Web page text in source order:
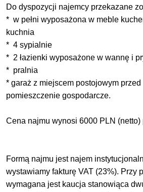
Do dyspozycji najemcy przekazane
* w pełni wyposażona w meble
kuchnia
* 4 sypialnie
* 2 łazienki wyposażone w wannę i
* pralnia
* garaż z miejscem postojowym
pomieszczenie gospodarcze.
Cena najmu wynosi 6000 PLN (netto)
Formą najmu jest najem
wystawiamy fakturę VAT (23%). Przy
wymagana jest kaucja stanowiąca